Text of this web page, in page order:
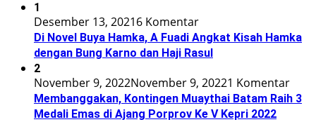
1
Desember 13, 20216 Komentar
Di Novel Buya Hamka, A Fuadi Angkat Kisah Hamka
dengan Bung Karno dan Haji Rasul
2
November 9, 2022November 9, 20221 Komentar
Membanggakan, Kontingen Muaythai Batam Raih 3
Medali Emas di Ajang Porprov Ke V Kepri 2022